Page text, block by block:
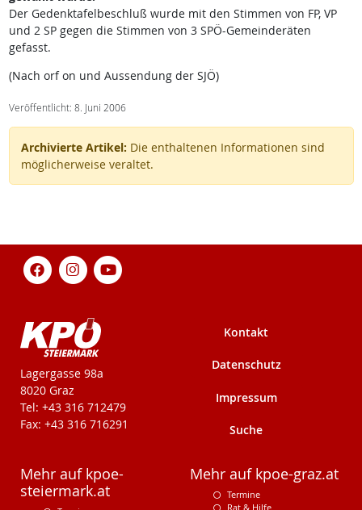
Der Gedenktafelbeschluß wurde mit den Stimmen von FP, VP
und 2 SP gegen die Stimmen von 3 SPÖ-Gemeinderäten
gefasst.
(Nach orf on und Aussendung der SJÖ)
Veröffentlicht: 8. Juni 2006
Archivierte Artikel: Die enthaltenen Informationen sind
möglicherweise veraltet.
KPÖ-Steiermark
Lagergasse 98a
8020 Graz
Tel: +43 316 712479
Fax: +43 316 716291
Kontakt
Datenschutz
Impressum
Suche
Mehr auf kpoe-
steiermark.at
Mehr auf kpoe-graz.at
Termine
Rat & Hilfe